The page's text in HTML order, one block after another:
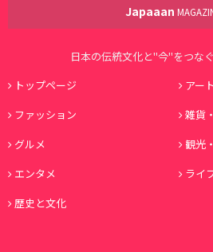
Japaaan
日本の伝統文化と"今"をつな
トップページ
アート
ファッション
雑貨
グルメ
観光
エンタメ
ライ
歴史と文化